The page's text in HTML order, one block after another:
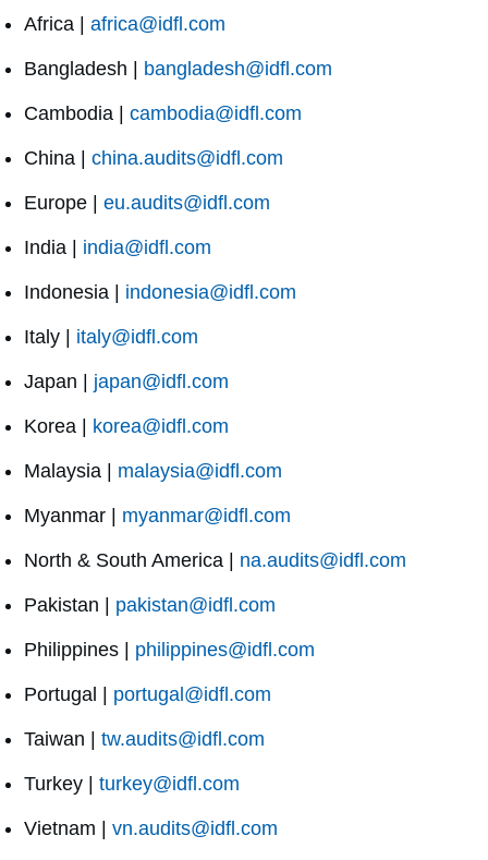
Africa | africa@idfl.com
Bangladesh | bangladesh@idfl.com
Cambodia | cambodia@idfl.com
China | china.audits@idfl.com
Europe | eu.audits@idfl.com
India | india@idfl.com
Indonesia | indonesia@idfl.com
Italy | italy@idfl.com
Japan | japan@idfl.com
Korea | korea@idfl.com
Malaysia | malaysia@idfl.com
Myanmar | myanmar@idfl.com
North & South America | na.audits@idfl.com
Pakistan | pakistan@idfl.com
Philippines | philippines@idfl.com
Portugal | portugal@idfl.com
Taiwan | tw.audits@idfl.com
Turkey | turkey@idfl.com
Vietnam | vn.audits@idfl.com